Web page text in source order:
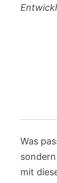
Was
mit